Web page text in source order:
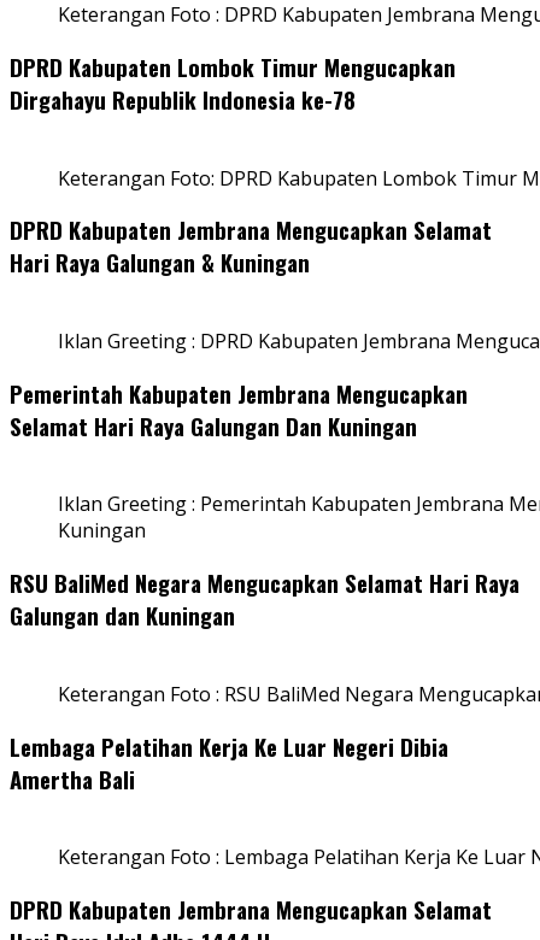
Keterangan Foto : DPRD Kabupaten Jembrana
DPRD Kabupaten Lombok Timur Mengucapkan
Dirgahayu Republik Indonesia ke-78
Keterangan Foto: DPRD Kabupaten Lombok Timur
DPRD Kabupaten Jembrana Mengucapkan Selamat
Hari Raya Galungan & Kuningan
Iklan Greeting : DPRD Kabupaten Jembrana
Pemerintah Kabupaten Jembrana Mengucapkan
Selamat Hari Raya Galungan Dan Kuningan
Iklan Greeting : Pemerintah Kabupaten Jembrana
Kuningan
RSU BaliMed Negara Mengucapkan Selamat Hari Raya
Galungan dan Kuningan
Keterangan Foto : RSU BaliMed Negara
Lembaga Pelatihan Kerja Ke Luar Negeri Dibia
Amertha Bali
Keterangan Foto : Lembaga Pelatihan Kerja Ke Luar
DPRD Kabupaten Jembrana Mengucapkan Selamat